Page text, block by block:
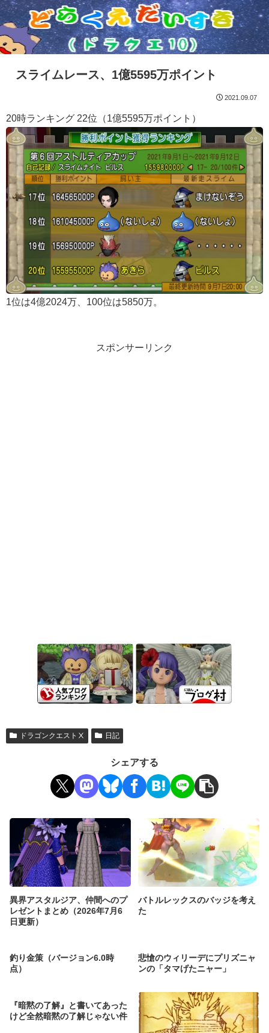
スライムレース、1億5595万ポイント
2021.09.07
20時ランキング 22位（1億5595万ポイント）
1位は4億2024万、100位は5850万。
スポンサーリンク
ドラゴンクエストⅩ 日記
シェアする
異界アスタルジア、仲間へのプ
レゼントまとめ（2026年7月6
日更新）
バトルレックスのバッジを考え
た
釣り金策（バージョン6.0時
点）
悲愴のウィリーデにプリズニャ
ンの「タマげたニャー」
『暗黙の了解』と書いてあった
けど全然暗黙の了解じゃない件